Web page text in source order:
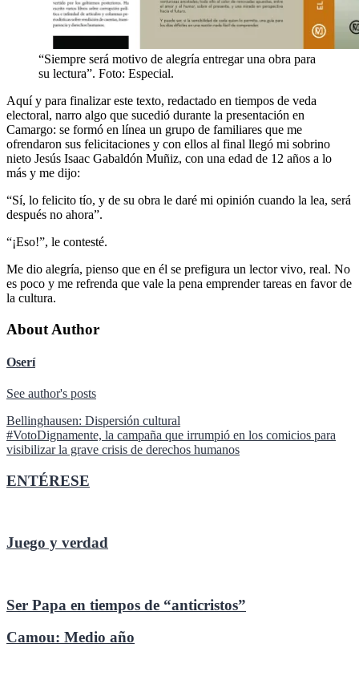
“Siempre será motivo de alegría entregar una obra para
su lectura”. Foto: Especial.
Aquí y para finalizar este texto, redactado en tiempos de veda
electoral, narro algo que sucedió durante la presentación en
Camargo: se formó en línea un grupo de familiares que me
ofrendaron sus felicitaciones y con ellos al final llegó mi sobrino
nieto Jesús Isaac Gabaldón Muñiz, con una edad de 12 años a lo
más y me dijo:
“Sí, lo felicito tío, y de su obra le daré mi opinión cuando la lea, será
después no ahora”.
“¡Eso!”, le contesté.
Me dio alegría, pienso que en él se prefigura un lector vivo, real. No
es poco y me refrenda que vale la pena emprender tareas en favor de
la cultura.
About Author
Oserí
See author's posts
Navegación
de
Bellinghausen: Dispersión cultural
#VotoDignamente, la campaña que irrumpió en los comicios para
visibilizar la grave crisis de derechos humanos
ENTÉRESE
Juego y verdad
Ser Papa en tiempos de “anticristos”
Camou: Medio año